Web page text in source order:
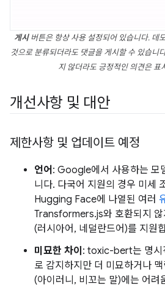
게시버튼은 항상 사용 설정되어 있습니다. 데
것으로 분류되더라도 댓글을 게시할 수 있습니
지 않더라도 긍정적인 의견은 표
개선사항 및 대안
제한사항 및 업데이트 예정
언어 : Google에서 사용하는 모
니다. 다국어 지원의 경우 미세
Hugging Face에 나열된 여러
Transformers.js와 호환되지 않
(러시아어, 네덜란드어)를 지원
미묘한 차이 : toxic-bert는 명시
로 감지하지만 더 미묘하거나
(아이러니, 비꼬는 말)에는 어려